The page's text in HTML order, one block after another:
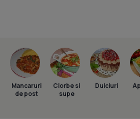
Mancaruri
de post
Ciorbe si
supe
Dulciuri